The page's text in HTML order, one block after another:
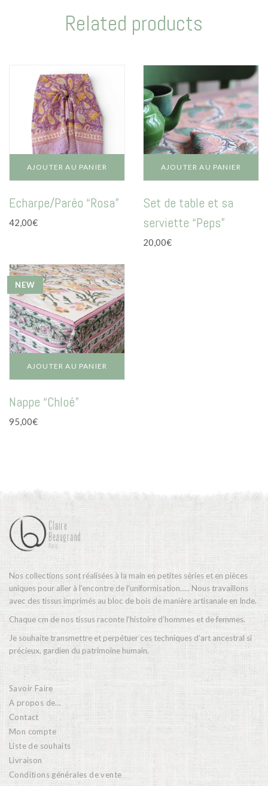
Related products
AJOUTER AU PANIER
Echarpe/Paréo “Rosa”
42,00€
AJOUTER AU PANIER
Set de table et sa
serviette “Peps”
20,00€
NEW
AJOUTER AU PANIER
Nappe “Chloé”
95,00€
Nos collections sont réalisées à la main en petites séries et en pièces
uniques pour aller à l’encontre de l’uniformisation….. Nous travaillons
avec des tissus imprimés au bloc de bois de manière artisanale en Inde.
Chaque cm de nos tissus raconte l’histoire d’hommes et de femmes.
Je souhaite transmettre et perpétuer ces techniques d’art ancestral si
précieux, gardien du patrimoine humain.
Savoir Faire
A propos de…
Contact
Mon compte
Liste de souhaits
Livraison
Conditions générales de vente